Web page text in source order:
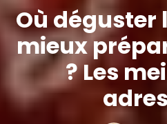
Où déguster
mieux
? Les